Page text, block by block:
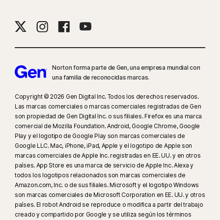
Basado en una prueba de otros ocho productos de VPN líderes
seleccionados por Gen en el informe de comparación del rendimiento de
productos VPN realizado por PassMark Software por encargo de Gen, en
Para dejar de recibir la mayoría de las alertas para Windows, se debe
usar el modo de pantalla completa.
La Protección contra deepfakes automática funciona solo para videos
en inglés en plataformas de redes sociales o de video compatibles; para
otras plataformas, usa el análisis manual. Requiere Windows 11 o
posterior y un navegador compatible. La detección automática además
requiere una PC con IA (CPU Qualcomm o Intel de mínimo 8 núcleos,
16 GB de RAM) o una PC sin IA (CPU de mínimo 6 núcleos de cualquier
marca, 16 GB de RAM). Para las PC sin IA con CPU de mínimo 4 núcleos y
8 GB de RAM, solo está disponible el análisis manual. Para ver todos los
detalles, visitaNorton.com/deepfakesupport .
Norton forma parte de Gen, una empresa mundial con
una familia de reconocidas marcas.
Copyright © 2026 Gen Digital Inc. Todos los derechos reservados.
Las marcas comerciales o marcas comerciales registradas de Gen
son propiedad de Gen Digital Inc. o sus filiales. Firefox es una marca
comercial de Mozilla Foundation. Android, Google Chrome, Google
Play y el logotipo de Google Play son marcas comerciales de
Google LLC. Mac, iPhone, iPad, Apple y el logotipo de Apple son
marcas comerciales de Apple Inc. registradas en EE. UU. y en otros
países. App Store es una marca de servicio de Apple Inc. Alexa y
todos los logotipos relacionados son marcas comerciales de
Amazon.com, Inc. o de sus filiales. Microsoft y el logotipo Windows
son marcas comerciales de Microsoft Corporation en EE. UU. y otros
países. El robot Android se reproduce o modifica a partir del trabajo
creado y compartido por Google y se utiliza según los términos